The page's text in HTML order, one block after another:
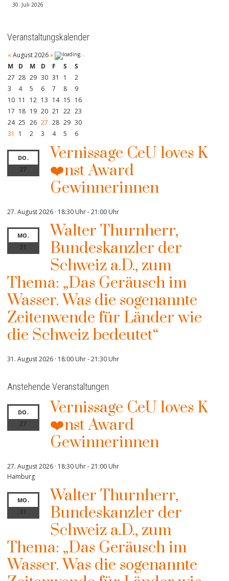
30. Juli 2026
Veranstaltungskalender
« August 2026»
M
D M D F S
S
27 28 29 30 31 1
2
3
4 5 6 7 8
9
10 11 12 13 14 15 16
17 18 19 20 21 22 23
24 25 26 27 28 29 30
31
1 2 3 4 5 6
DO.
27
Vernissage CeU loves K
❤️nst Award
Gewinnerinnen
27. August 2026 · 18:30 Uhr-21:00 Uhr
MO.
31
Walter Thurnherr,
Bundeskanzler der
Schweiz a.D., zum
Thema: „Das Geräusch im
Wasser. Was die sogenannte
Zeitenwende für Länder wie
die Schweiz bedeutet“
31. August 2026 · 18:00 Uhr-21:30 Uhr
Anstehende Veranstaltungen
DO.
27
Vernissage CeU loves K
❤️nst Award
Gewinnerinnen
27. August 2026 · 18:30 Uhr-21:00 Uhr
Hamburg
MO.
31
Walter Thurnherr,
Bundeskanzler der
Schweiz a.D., zum
Thema: „Das Geräusch im
Wasser. Was die sogenannte